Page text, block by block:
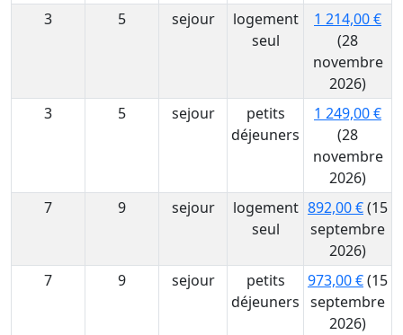
3
5 sejour
logement
seul
1 214,00 €
(28
novembre
2026)
3
5 sejour
petits
déjeuners
1 249,00 €
(28
novembre
2026)
7
9 sejour
logement
seul
892,00 €(15
septembre
2026)
7
9 sejour
petits
déjeuners
973,00 €(15
septembre
2026)